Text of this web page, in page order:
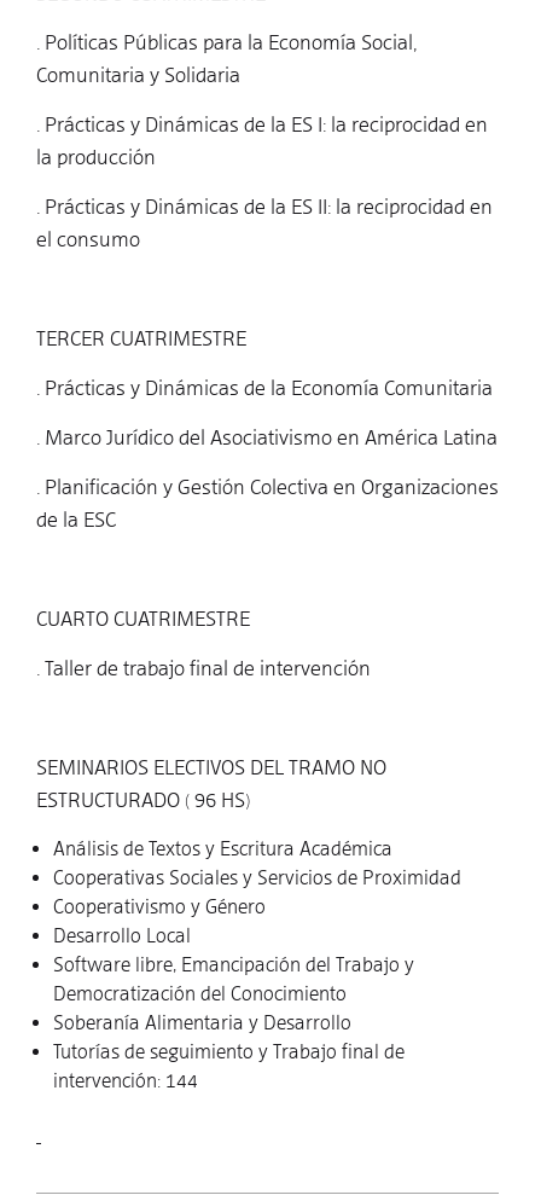
. Políticas Públicas para la Economía Social,
Comunitaria y Solidaria
. Prácticas y Dinámicas de la ES I: la reciprocidad en
la producción
. Prácticas y Dinámicas de la ES II: la reciprocidad en
el consumo
TERCER CUATRIMESTRE
. Prácticas y Dinámicas de la Economía Comunitaria
. Marco Jurídico del Asociativismo en América Latina
. Planificación y Gestión Colectiva en Organizaciones
de la ESC
CUARTO CUATRIMESTRE
. Taller de trabajo final de intervención
SEMINARIOS ELECTIVOS DEL TRAMO NO
ESTRUCTURADO ( 96 HS)
Análisis de Textos y Escritura Académica
Cooperativas Sociales y Servicios de Proximidad
Cooperativismo y Género
Desarrollo Local
Software libre, Emancipación del Trabajo y
Democratización del Conocimiento
Soberanía Alimentaria y Desarrollo
Tutorías de seguimiento y Trabajo final de
intervención: 144